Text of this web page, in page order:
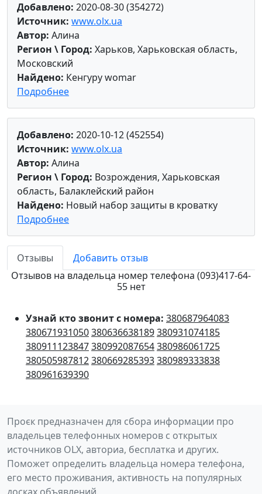
Добавлено: 2020-08-30 (354272)
Источник: www.olx.ua
Автор: Алина
Регион \ Город: Харьков, Харьковская область,
Московский
Найдено: Кенгуру womar
Подробнее
Добавлено: 2020-10-12 (452554)
Источник: www.olx.ua
Автор: Алина
Регион \ Город: Возрождения, Харьковская
область, Балаклейский район
Найдено: Новый набор защиты в кроватку
Подробнее
Отзывы
Добавить отзыв
Отзывов на владельца номер телефона (093)417-64-
55 нет
Узнай кто звонит с номера: 380687964083
380671931050380636638189380931074185
380911123847380992087654380986061725
380505987812380669285393380989333838
380961639390
Проєк предназначен для сбора информации про
владельцев телефонных номеров с открытых
источников OLX, авториа, бесплатка и других.
Поможет определить владельца номера телефона,
его место проживания, активность на популярных